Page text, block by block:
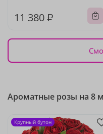
11 380 ₽
Ароматные розы на 8
Крупный бутон